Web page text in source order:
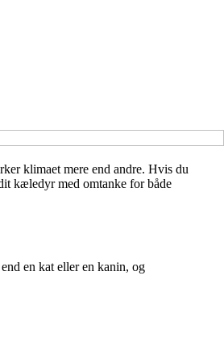
klimaet mere end andre. Hvis du
kæledyr med omtanke for både
en kat eller en kanin, og